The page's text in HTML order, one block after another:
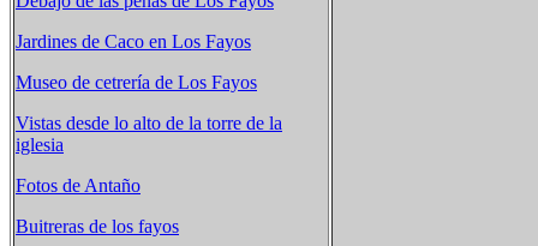
Jardines de Caco en Los Fayos
Museo de cetrería de Los Fayos
Vistas desde lo alto de la torre de la
iglesia
Fotos de Antaño
Buitreras de los fayos